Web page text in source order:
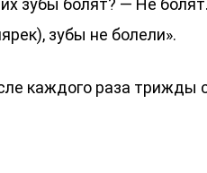
зубы болят? — Не
зубы не болели».
каждого раза трижды